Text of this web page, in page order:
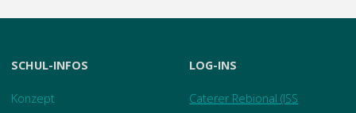
SCHUL-INFOS
Konzept
LOG-INS
Caterer Rebional (ISS